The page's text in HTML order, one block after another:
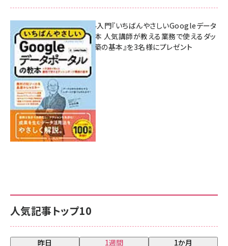
人気記事トップ10
昨日 1週間 1か月
無料BIツール入門『いちばんやさしいGoogleデータ
ポータルの教本 人気講師が教える業務で使えるダッ
シュボード構築の基本』を3名様にプレゼント
7月31日 10:00